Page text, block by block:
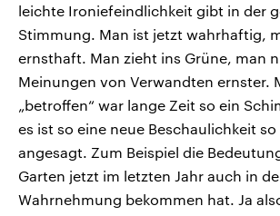
leichte Ironiefeindlichkeit gibt in der
Stimmung. Man ist jetzt wahrhaftig,
ernsthaft. Man zieht ins Grüne, man
Meinungen von Verwandten ernster.
„betroffen“ war lange Zeit so ein
es ist so eine neue Beschaulichkeit
angesagt. Zum Beispiel die
Garten jetzt im letzten Jahr auch in
Wahrnehmung bekommen hat. Ja